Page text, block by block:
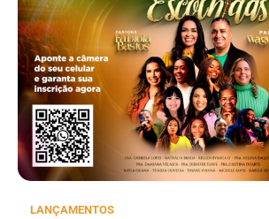
LANÇAMENTOS